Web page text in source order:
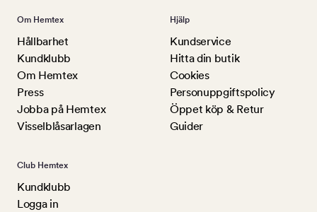
Om Hemtex
Hållbarhet
Kundklubb
Om Hemtex
Press
Jobba på Hemtex
Visselblåsarlagen
Hjälp
Kundservice
Hitta din butik
Cookies
Personuppgiftspolicy
Öppet köp & Retur
Guider
Club Hemtex
Kundklubb
Logga in